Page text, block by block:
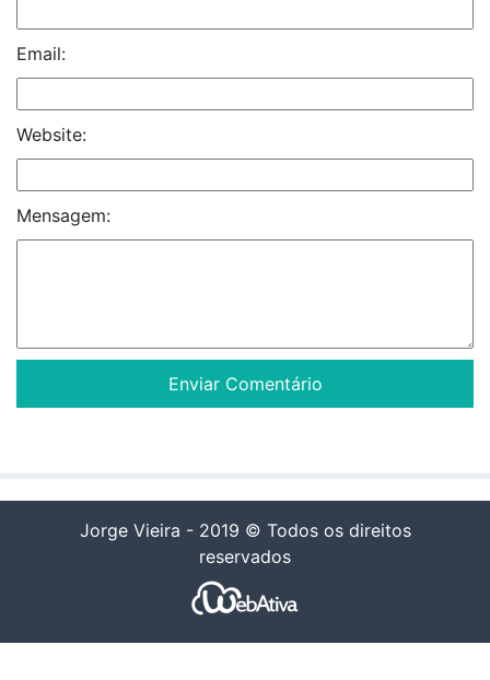
Email:
Website:
Mensagem:
Jorge Vieira - 2019 © Todos os direitos
reservados